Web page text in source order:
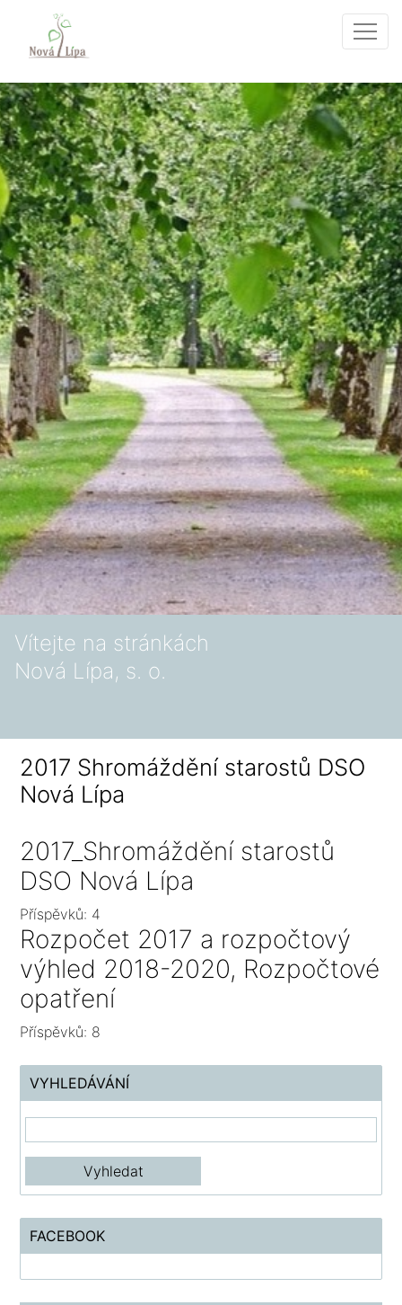
Vítejte na stránkách
Nová Lípa, s. o.
2017 Shromáždění starostů DSO
Nová Lípa
2017_Shromáždění starostů
DSO Nová Lípa
Příspěvků: 4
Rozpočet 2017 a rozpočtový
výhled 2018-2020, Rozpočtové
opatření
Příspěvků: 8
VYHLEDÁVÁNÍ
FACEBOOK